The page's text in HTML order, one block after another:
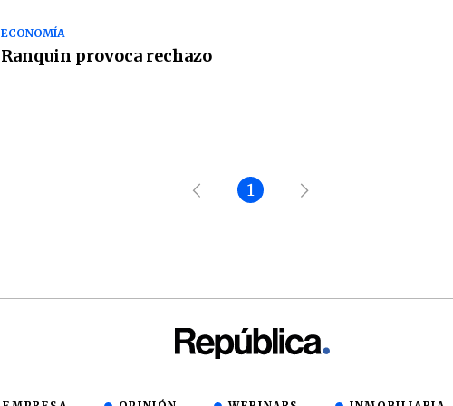
ECONOMÍA
Ranquin provoca rechazo
1